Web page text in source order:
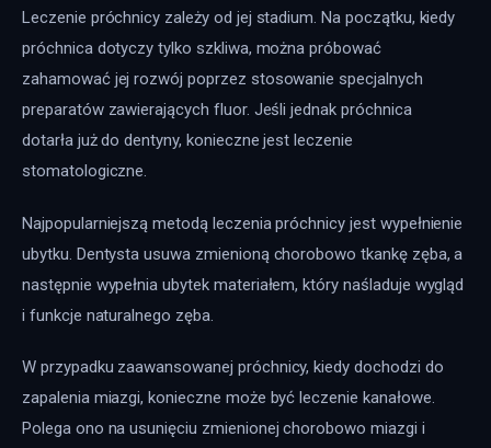
Leczenie próchnicy zależy od jej stadium. Na początku, kiedy
próchnica dotyczy tylko szkliwa, można próbować
zahamować jej rozwój poprzez stosowanie specjalnych
preparatów zawierających fluor. Jeśli jednak próchnica
dotarła już do dentyny, konieczne jest leczenie
stomatologiczne.
Najpopularniejszą metodą leczenia próchnicy jest wypełnienie
ubytku. Dentysta usuwa zmienioną chorobowo tkankę zęba, a
następnie wypełnia ubytek materiałem, który naśladuje wygląd
i funkcje naturalnego zęba.
W przypadku zaawansowanej próchnicy, kiedy dochodzi do
zapalenia miazgi, konieczne może być leczenie kanałowe.
Polega ono na usunięciu zmienionej chorobowo miazgi i